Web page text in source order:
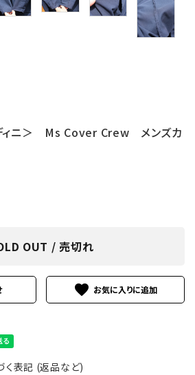
ニ＞ Ms Cover Crew メンズカ
OUT / 売切れ
favorite
く表記 (返品など)